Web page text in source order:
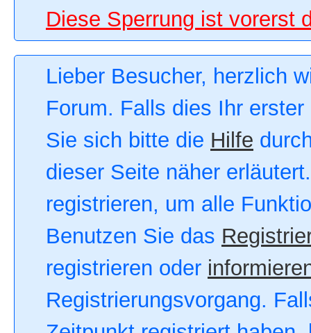
Diese Sperrung ist vorerst
Lieber Besucher, herzlich
Forum. Falls dies Ihr
Sie sich bitte die Hilfe
dieser Seite näher
registrieren, um alle
Benutzen Sie das
registrieren oder
Registrierungsvorgang.